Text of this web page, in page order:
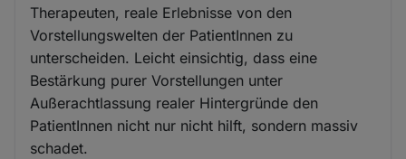
Therapeuten, reale Erlebnisse von den
Vorstellungswelten der PatientInnen zu
unterscheiden. Leicht einsichtig, dass eine
Bestärkung purer Vorstellungen unter
Außerachtlassung realer Hintergründe den
PatientInnen nicht nur nicht hilft, sondern massiv
schadet.